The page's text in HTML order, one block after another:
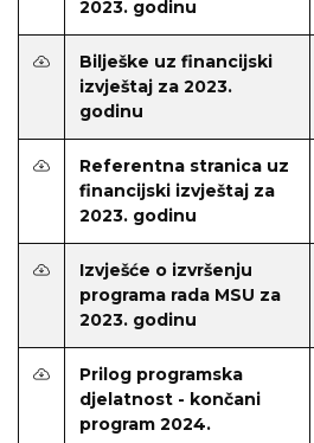
2023. godinu
Bilješke uz financijski
izvještaj za 2023.
godinu
Referentna stranica uz
financijski izvještaj za
2023. godinu
Izvješće o izvršenju
programa rada MSU za
2023. godinu
Prilog programska
djelatnost - končani
program 2024.